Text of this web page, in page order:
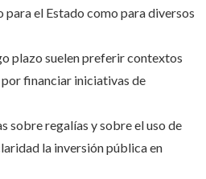
el Estado como para diversos
plazo suelen preferir contextos
financiar iniciativas de
sobre regalías y sobre el uso de
la inversión pública en